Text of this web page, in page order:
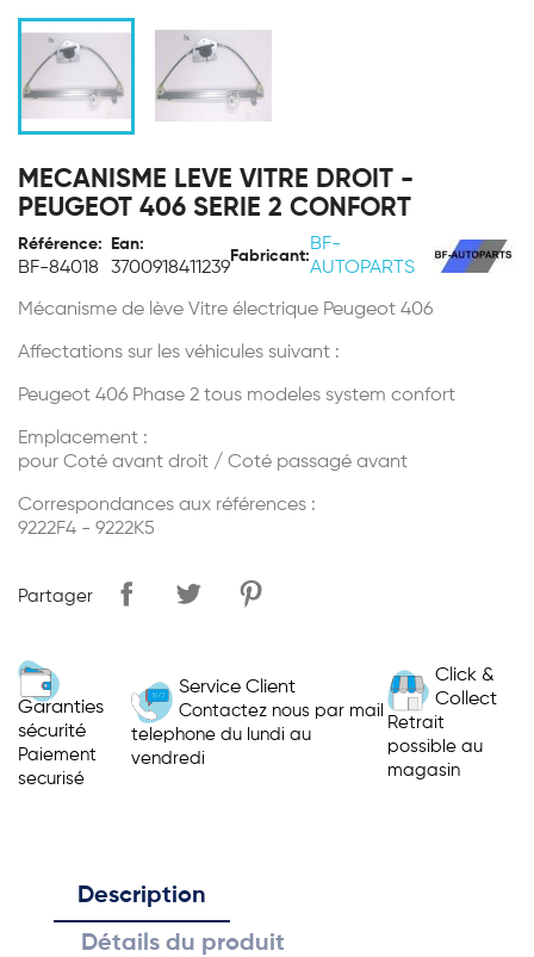
MECANISME LEVE VITRE DROIT -
PEUGEOT 406 SERIE 2 CONFORT
Référence:
BF-84018
Ean:
3700918411239
Fabricant:
BF-
AUTOPARTS
Mécanisme de lève Vitre électrique Peugeot 406
Affectations sur les véhicules suivant :
Peugeot 406 Phase 2 tous modeles system confort
Emplacement :
pour Coté avant droit / Coté passagé avant
Correspondances aux références :
9222F4 - 9222K5
Partager
Garanties
sécurité
Paiement
securisé
Service Client
Contactez nous par mail
telephone du lundi au
vendredi
Click &
Collect
Retrait
possible au
magasin
Description
Détails du produit